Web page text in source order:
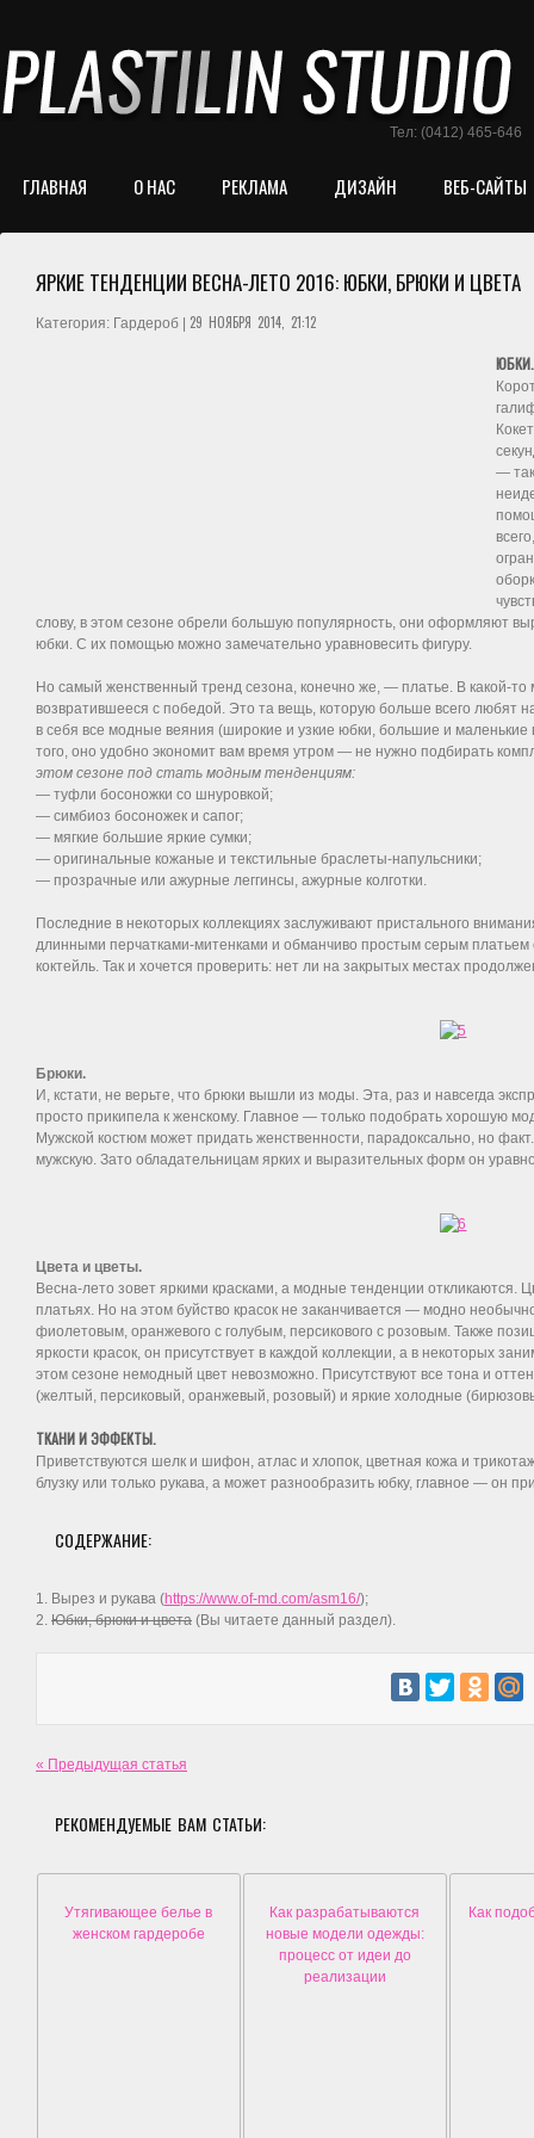
Тел: (0412) 465-646
ГЛАВНАЯ О НАС РЕКЛАМА ДИЗАЙН ВЕБ-САЙТЫ
ЯРКИЕ ТЕНДЕНЦИИ ВЕСНА-ЛЕТО 2016: ЮБКИ, БРЮКИ И ЦВЕТА
Категория: Гардероб | 29 НОЯБРЯ 2014, 21:12
ЮБКИ.
—
слову, в этом сезоне обрели большую популярность, они оформляют
юбки. С их помощью можно замечательно уравновесить фигуру.
Но самый женственный тренд сезона, конечно же, — платье. В какой-
возвратившееся с победой. Это та вещь, которую больше всего
в себя все модные веяния (широкие и узкие юбки, большие и
того, оно удобно экономит вам время утром — не нужно подбирать
этом сезоне под стать модным тенденциям:
— туфли босоножки со шнуровкой;
— симбиоз босоножек и сапог;
— мягкие большие яркие сумки;
— оригинальные кожаные и текстильные браслеты-напульсники;
— прозрачные или ажурные леггинсы, ажурные колготки.
Последние в некоторых коллекциях заслуживают пристального
длинными перчатками-митенками и обманчиво простым серым
коктейль. Так и хочется проверить: нет ли на закрытых местах
Брюки.
И, кстати, не верьте, что брюки вышли из моды. Эта, раз и навсегда
просто прикипела к женскому. Главное — только подобрать хорошую
Мужской костюм может придать женственности, парадоксально, но
мужскую. Зато обладательницам ярких и выразительных форм он
Цвета и цветы.
Весна-лето зовет яркими красками, а модные тенденции откликаются.
платьях. Но на этом буйство красок не заканчивается — модно
фиолетовым, оранжевого с голубым, персикового с розовым. Также
яркости красок, он присутствует в каждой коллекции, а в некоторых
этом сезоне немодный цвет невозможно. Присутствуют все тона и
(желтый, персиковый, оранжевый, розовый) и яркие холодные
ТКАНИ И ЭФФЕКТЫ.
Приветствуются шелк и шифон, атлас и хлопок, цветная кожа и
блузку или только рукава, а может разнообразить юбку, главное — он
СОДЕРЖАНИЕ:
1. Вырез и рукава (https://www.of-md.com/asm16/);
2. Юбки, брюки и цвета (Вы читаете данный раздел).
« Предыдущая статья
РЕКОМЕНДУЕМЫЕ ВАМ СТАТЬИ:
Утягивающее белье в
женском гардеробе
Как разрабатываются
новые модели одежды:
процесс от идеи до
реализации
Как